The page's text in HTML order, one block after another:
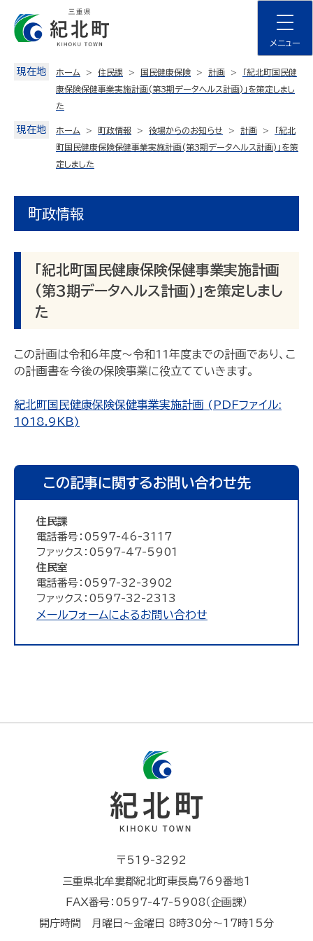
content
メニュー
現在地 ホーム 住民課 国民健康保険 計画
「紀北町国民健
康保険保健事業実施計画(第3期データヘルス計画)」を策定しまし
た
現在地 ホーム 町政情報 役場からのお知らせ 計画
「紀北
町国民健康保険保健事業実施計画(第3期データヘルス計画)」を策
定しました
町政情報
「紀北町国民健康保険保健事業実施計画
(第3期データヘルス計画)」を策定しまし
た
この計画は令和6年度～令和11年度までの計画であり、こ
の計画書を今後の保険事業に役立てていきます。
紀北町国民健康保険保健事業実施計画 (PDFファイル:
1018.9KB)
この記事に関するお問い合わせ先
住民課
電話番号：0597-46-3117
ファックス：0597-47-5901
住民室
電話番号：0597-32-3902
ファックス：0597-32-2313
メールフォームによるお問い合わせ
〒519-3292
三重県北牟婁郡紀北町東長島769番地1
FAX番号：0597-47-5908（企画課）
開庁時間 月曜日～金曜日 8時30分～17時15分